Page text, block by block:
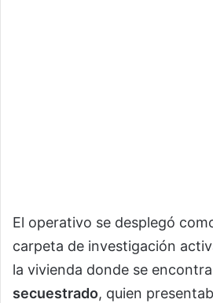
El operativo se desplegó
carpeta de investigación
la vivienda donde se
secuestrado, quien